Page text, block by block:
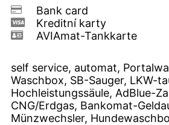
Bank card
Kreditní karty
AVIAmat-Tankkarte
self service, automat,
Waschbox, SB-Sauger, LKW-
Hochleistungssäule, AdBlue-
CNG/Erdgas, Bankomat-
Münzwechsler,